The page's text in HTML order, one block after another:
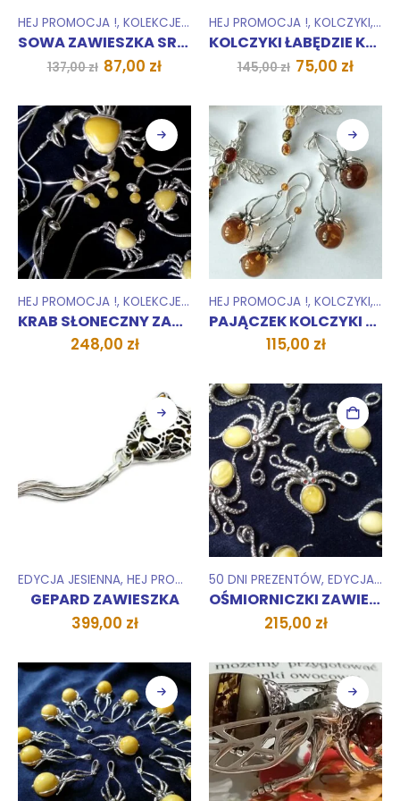
HEJ PROMOCJA !, KOLEKCJE,MNIEJ NIŻ 100 ZŁ,WISIORKI ZAWIESZKI
SOWA ZAWIESZKA SREBRNA
137,00zł Pierwotna
cena
137,00 zł.
87,00 złAktualna
87,00 zł.
HEJ PROMOCJA !, KOLCZYKI,
KOLCZYKI ŁABĘDZIE KRÓLEWSKIE sztyft
145,00zł Pierwotna
cena
145,00 zł.
75,00 zł
75,00
HEJ PROMOCJA !, KOLEKCJE,KOLIE,WISIORKI ZAWIESZKI,ZESTAWY
KRAB SŁONECZNY ZAWIESZKA KOLIA
248,00 zł
HEJ PROMOCJA !, KOLCZYKI,
PAJĄCZEK KOLCZYKI KULA
115,00 zł
EDYCJA JESIENNA, HEJ PROMOCJA ! ,KOLEKCJE,WISIORKI
GEPARD ZAWIESZKA
399,00 zł
50 DNI PREZENTÓW, EDYCJA JESIENNA
OŚMIORNICZKI ZAWIESZKI
215,00 zł